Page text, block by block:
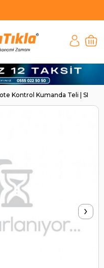
Kontrol Kumanda Teli | SR
›